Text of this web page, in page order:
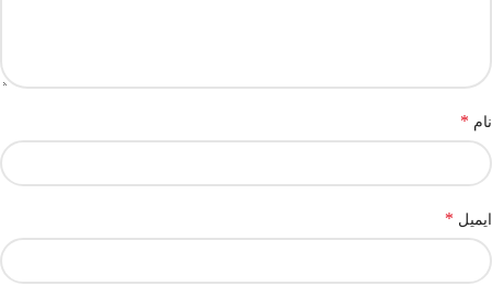
نام *
ایمیل *